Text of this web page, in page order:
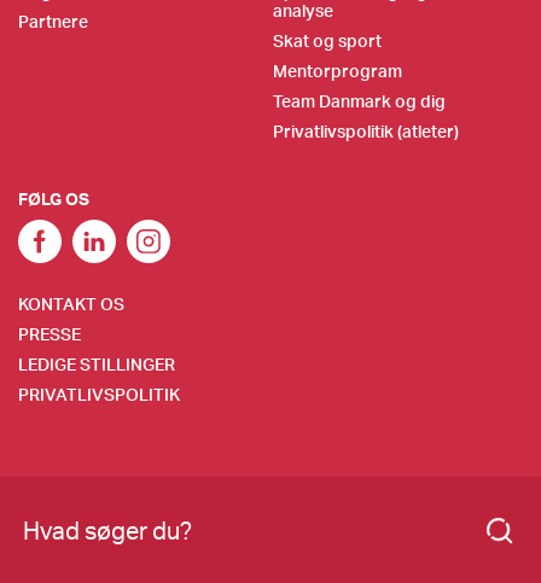
Partnere
analyse
Skat og sport
Mentorprogram
Team Danmark og dig
Privatlivspolitik (atleter)
FØLG OS
KONTAKT OS
PRESSE
LEDIGE STILLINGER
PRIVATLIVSPOLITIK